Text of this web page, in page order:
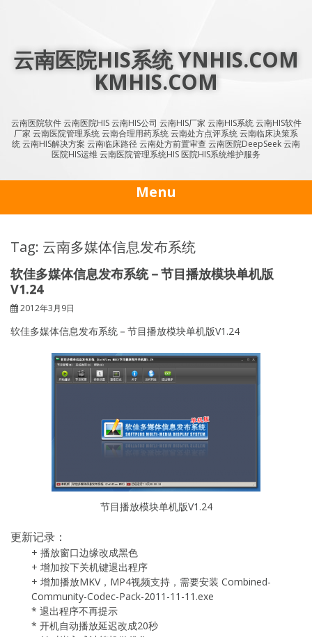
云南医院HIS系统 YNHIS.COM
KMHIS.COM
云南医院软件 云南医院HIS 云南HIS公司 云南HIS厂家 云南HIS系统 云南HIS软件
厂家 云南医院管理系统 云南合理用药系统 云南处方点评系统 云南临床决策系
统 云南HIS解决方案 云南临床路径 云南处方前置审查 云南医院DeepSeek 云南
医院HIS运维 云南医院管理系统HIS 医院HIS系统维护服务
Menu
Tag: 云南多媒体信息发布系统
软佳多媒体信息发布系统－节目播放模块单机版
V1.24
2012年3月9日
软佳多媒体信息发布系统－节目播放模块单机版V1.24
节目播放模块单机版V1.24
更新记录：
+ 播放窗口边缘改成黑色
+ 增加按下关机键退出程序
+ 增加播放MKV，MP4视频支持，需要安装 Combined-
Community-Codec-Pack-2011-11-11.exe
* 退出程序不再提示
* 开机自动播放延迟改成20秒